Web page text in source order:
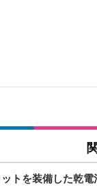
トを装備した乾